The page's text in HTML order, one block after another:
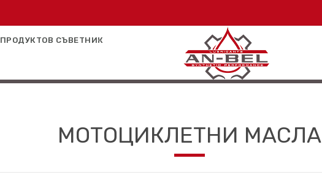
ПРОДУКТОВ СЪВЕТНИК
МОТОЦИКЛЕТНИ МАСЛА